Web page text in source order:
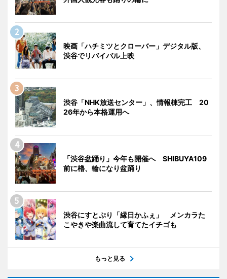
映画「ハチミツとクローバー」デジタル版、
渋谷でリバイバル上映
渋谷「NHK放送センター」、情報棟完工 20
26年から本格運用へ
「渋谷盆踊り」今年も開催へ SHIBUYA109
前に櫓、輪になり盆踊り
渋谷にすとぷり「縁日かふぇ」 メンカラた
こやきや楽曲流して育てたイチゴも
もっと見る